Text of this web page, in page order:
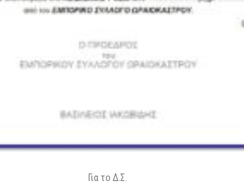
Για το Δ.Σ.